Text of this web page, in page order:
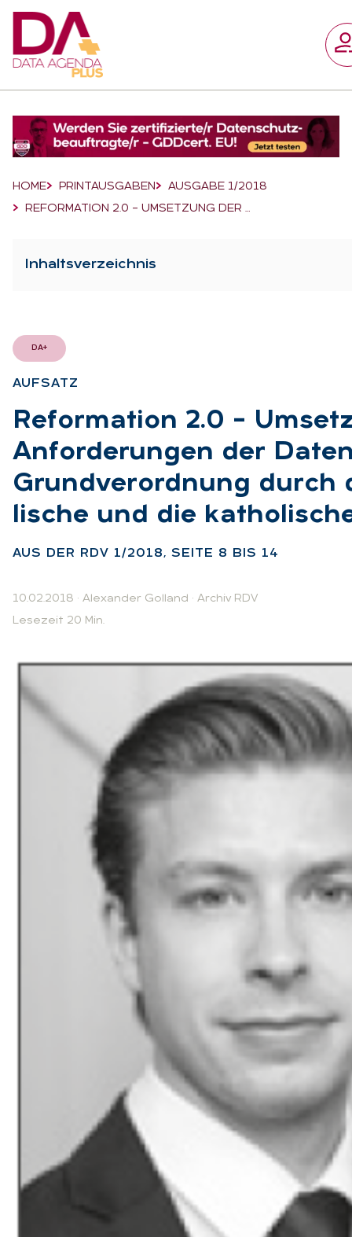
Breadcrumb-Navigation
HOME PRINTAUSGABEN
AUSGABE 1/2018
REFORMATION 2.0 – UMSETZUNG DER …
Inhaltsverzeichnis
DA+
AUF­SATZ
:Re­for­ma­ti­on 2.0 –
An­for­de­run­gen der
Grund­ver­ord­nung durch
li­sche und die
AUS DER RDV 1/2018, SEI­TE 8 BIS 14
10.02.2018 · Alexander Golland · Archiv RDV
Lesezeit 20 Min.